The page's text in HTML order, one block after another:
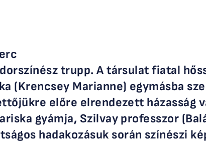
trupp. A társulat fiatal
(Krencsey Marianne) egymásba
előre elrendezett házasság
gyámja, Szilvay professzor
hadakozásuk során színészi